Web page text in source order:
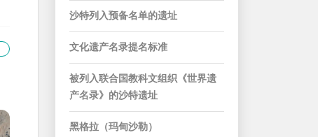
沙特列入预备名单的遗址
文化遗产名录提名标准
被列入联合国教科文组织《世界遗
产名录》的沙特遗址
黑格拉（玛甸沙勒）